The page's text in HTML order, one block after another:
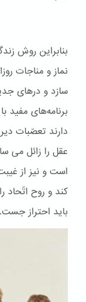
بنابراین روش
نماز و مناجات
سازد و درهای
برنامه‌های مفید
دارند تعصّبات
عقل را زائل می
است و نیز از
کند و روح اتّحاد
باید احتراز جست.